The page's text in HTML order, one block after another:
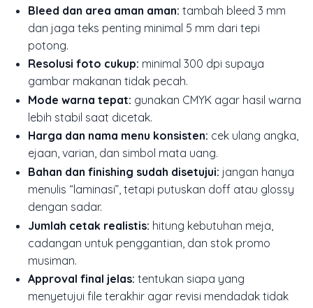
Bleed dan area aman aman: tambah bleed 3 mm
dan jaga teks penting minimal 5 mm dari tepi
potong.
Resolusi foto cukup: minimal 300 dpi supaya
gambar makanan tidak pecah.
Mode warna tepat: gunakan CMYK agar hasil warna
lebih stabil saat dicetak.
Harga dan nama menu konsisten: cek ulang angka,
ejaan, varian, dan simbol mata uang.
Bahan dan finishing sudah disetujui: jangan hanya
menulis “laminasi”, tetapi putuskan doff atau glossy
dengan sadar.
Jumlah cetak realistis: hitung kebutuhan meja,
cadangan untuk penggantian, dan stok promo
musiman.
Approval final jelas: tentukan siapa yang
menyetujui file terakhir agar revisi mendadak tidak